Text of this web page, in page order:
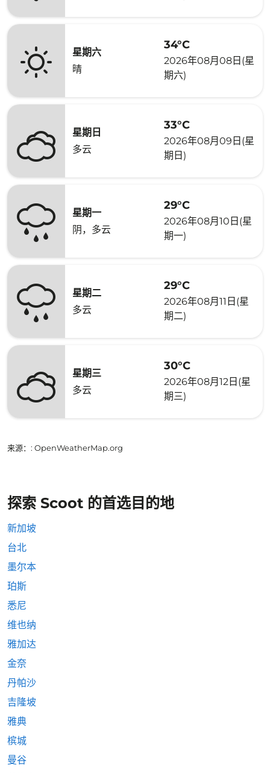
星期六
晴
34°C
2026年08月08日(星
期六)
星期日
多云
33°C
2026年08月09日(星
期日)
星期一
阴，多云
29°C
2026年08月10日(星
期一)
星期二
多云
29°C
2026年08月11日(星
期二)
星期三
多云
30°C
2026年08月12日(星
期三)
来源： : OpenWeatherMap.org
探索 Scoot 的首选目的地
新加坡
台北
墨尔本
珀斯
悉尼
维也纳
雅加达
金奈
丹帕沙
吉隆坡
雅典
槟城
曼谷